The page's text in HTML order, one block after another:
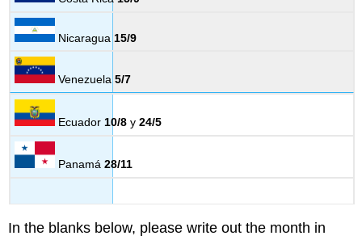
Nicaragua 15/9
Venezuela5/7
Ecuador10/8 y24/5
Panamá28/11
In the blanks below, please write out the month in